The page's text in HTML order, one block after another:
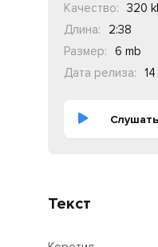
Качество:
320
Длина:
2:38
Размер:
6 mb
Дата релиза:
Слушать
Текст